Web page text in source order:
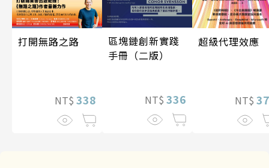
打開無路之路
NT$ 338
區塊鏈創新實踐
手冊（二版）
NT$ 336
超級代理效應
NT$